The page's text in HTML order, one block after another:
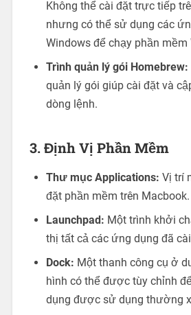
Không thể cài đặt trực tiếp
nhưng có thể sử dụng các
Windows để chạy phần mềm
Trình quản lý gói Homebrew:
quản lý gói giúp cài đặt và
dòng lệnh.
3. Định Vị Phần Mềm
Thư mục Applications: Vị trí
đặt phần mềm trên Macbook.
Launchpad: Một trình khởi
thị tất cả các ứng dụng đã
Dock: Một thanh công cụ ở
hình có thể được tùy chỉnh
dụng được sử dụng thường